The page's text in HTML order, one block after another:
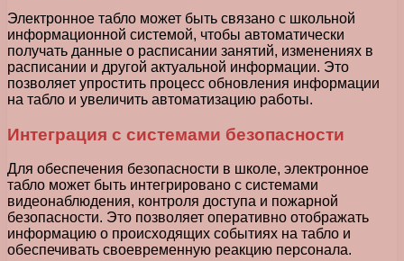
Электронное табло может быть связано с школьной
информационной системой, чтобы автоматически
получать данные о расписании занятий, изменениях в
расписании и другой актуальной информации. Это
позволяет упростить процесс обновления информации
на табло и увеличить автоматизацию работы.
Интеграция с системами безопасности
Для обеспечения безопасности в школе, электронное
табло может быть интегрировано с системами
видеонаблюдения, контроля доступа и пожарной
безопасности. Это позволяет оперативно отображать
информацию о происходящих событиях на табло и
обеспечивать своевременную реакцию персонала.